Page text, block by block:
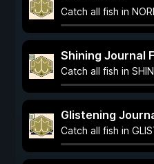
Catch all fish in
Shining Journal
Catch all fish in
Glistening
Catch all fish in